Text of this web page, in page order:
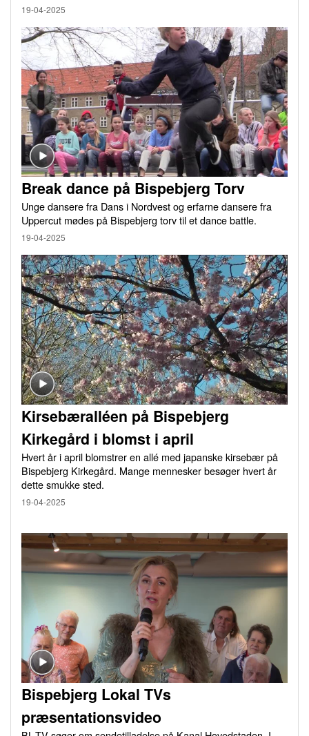
19-04-2025
Break dance på Bispebjerg Torv
Unge dansere fra Dans i Nordvest og erfarne dansere fra
Uppercut mødes på Bispebjerg torv til et dance battle.
19-04-2025
Kirsebæralléen på Bispebjerg
Kirkegård i blomst i april
Hvert år i april blomstrer en allé med japanske kirsebær på
Bispebjerg Kirkegård. Mange mennesker besøger hvert år
dette smukke sted.
19-04-2025
Bispebjerg Lokal TVs
præsentationsvideo